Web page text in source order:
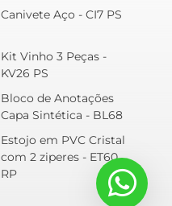
Canivete Aço - CI7 PS
Kit Vinho 3 Peças -
KV26 PS
Bloco de Anotações
Capa Sintética - BL68
Estojo em PVC Cristal
com 2 ziperes - ET60
RP